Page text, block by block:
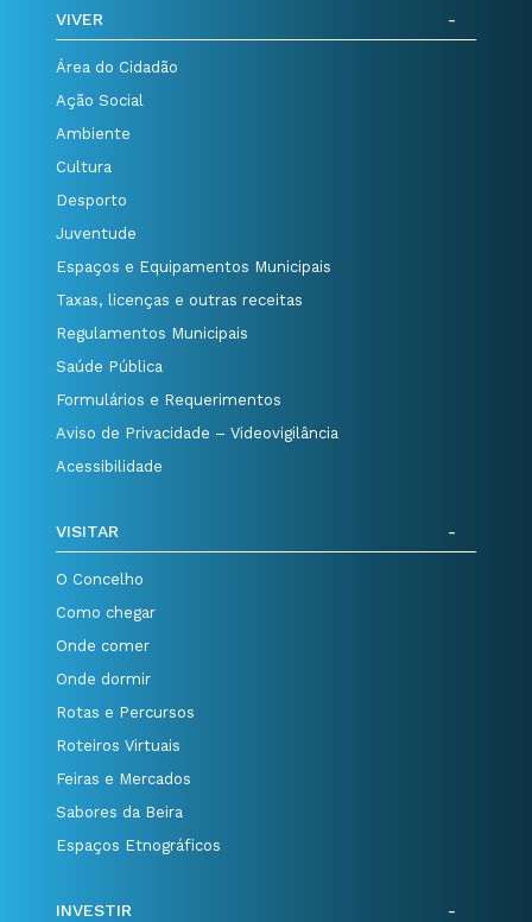
VIVER
Área do Cidadão
Ação Social
Ambiente
Cultura
Desporto
Juventude
Espaços e Equipamentos Municipais
Taxas, licenças e outras receitas
Regulamentos Municipais
Saúde Pública
Formulários e Requerimentos
Aviso de Privacidade – Videovigilância
Acessibilidade
VISITAR
O Concelho
Como chegar
Onde comer
Onde dormir
Rotas e Percursos
Roteiros Virtuais
Feiras e Mercados
Sabores da Beira
Espaços Etnográficos
INVESTIR